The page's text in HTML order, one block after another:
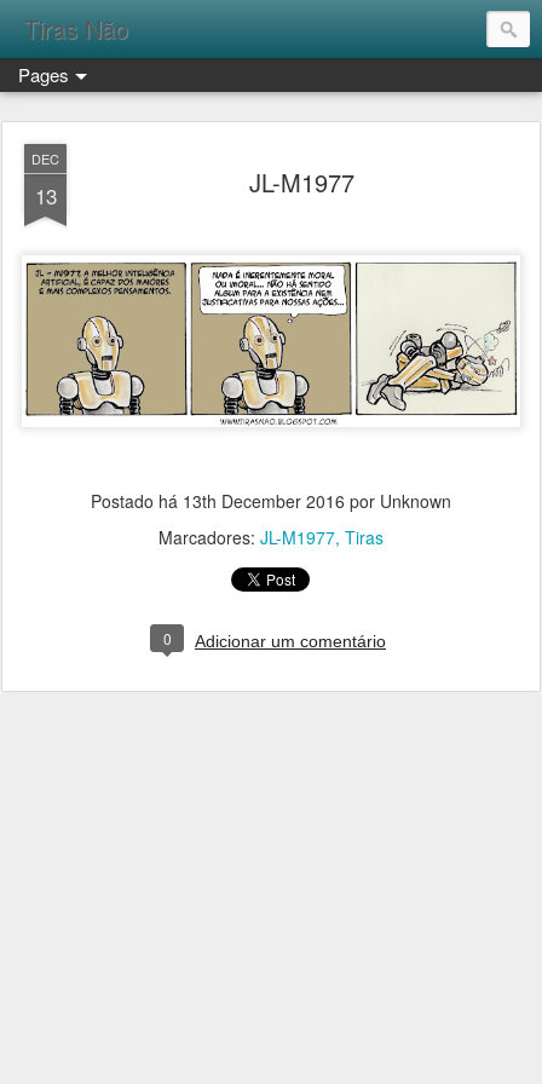
Tiras Não
Pages
DEC
13 JL-M1977
Postado há 13th December 2016 por Unknown
Marcadores: JL-M1977 Tiras
0 Adicionar um comentário